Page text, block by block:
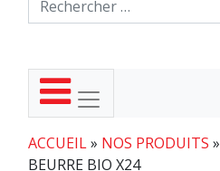
ACCUEIL» NOS PRODUITS »
BEURRE BIO X24